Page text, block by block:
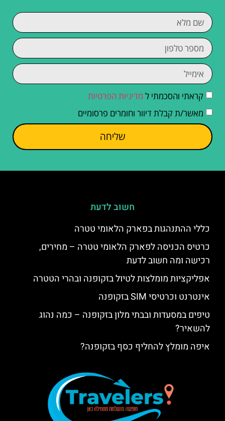
קראתי והסכמתי ל מדיניות הפרטיות
מאשר/ת קבלת דיוור וחומרים פרסומיים
שליחה
חשוב לדעת
כללי ההתנהגות בפארק הלאומי טטרה
כרטיס הכניסה לפארק הלאומי טטרה – מחירים,
רכישה ומה חשוב לדעת
אפליקציות מומלצות לטיול בזקופנה ובהרי הטטרה
אינטרנט וכרטיסי SIM בזקופנה
טיפים במסעדות ובבתי מלון בזקופנה – כמה נהוג
להשאיר?
איפה מומלץ להחליף כסף בזקופנה?